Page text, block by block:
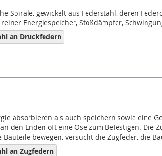
Spirale, gewickelt aus Federstahl, deren
Energiespeicher, Stoßdämpfer,
an Druckfedern
absorbieren als auch speichern sowie eine
den Enden oft eine Öse zum Befestigen.
Bauteile bewegen, versucht die Zugfeder, die
an Zugfedern